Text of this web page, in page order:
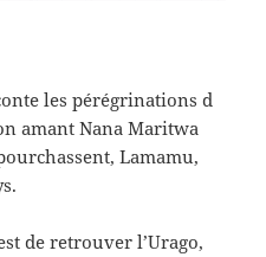
les pérégrinations d
amant Nana Maritwa
Lamamu,
de retrouver l’Urago,